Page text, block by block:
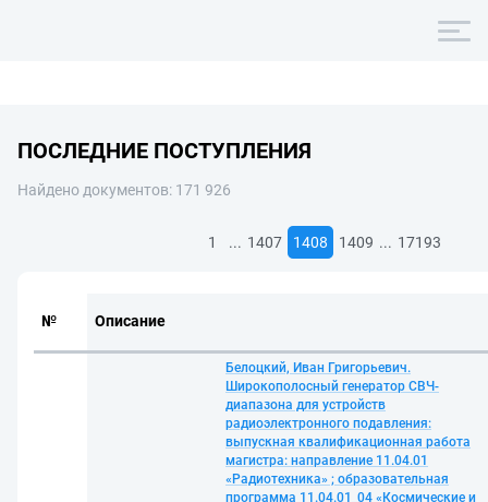
ПОСЛЕДНИЕ ПОСТУПЛЕНИЯ
Найдено документов: 171 926
1 ... 1407 1408 1409 ... 17193
№ Описание
Белоцкий, Иван Григорьевич.
Широкополосный генератор СВЧ-
диапазона для устройств
радиоэлектронного подавления:
выпускная квалификационная работа
магистра: направление 11.04.01
«Радиотехника» ; образовательная
программа 11.04.01_04 «Космические и